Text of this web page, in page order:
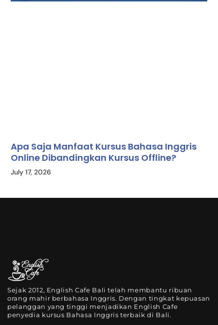
Apa Saja Manfaat Kursus Bahasa Inggris
Online Dibandingkan Kursus Offline?
July 17, 2026
Sejak 2012, English Cafe Bali telah membantu ribuan
orang mahir berbahasa Inggris. Dengan tingkat kepuasan
pelanggan yang tinggi menjadikan English Cafe
penyedia kursus Bahasa Inggris terbaik di Bali.